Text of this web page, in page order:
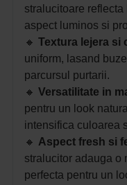
stralucitoare
aspect luminos si
🔸 Textura lejera si
uniform, lasand
parcursul purtarii.
🔸 Versatilitate in
pentru un look
intensifica culoarea
🔸 Aspect fresh si
stralucitor adauga o
perfecta pentru un